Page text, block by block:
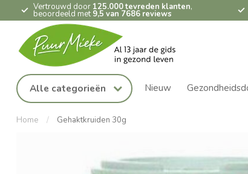
Vertrouwd door 125.000 tevreden klanten,
beoordeeld met 9,5 van 7686 reviews
Alle categorieën Nieuw
Home / Gehaktkruiden 30g